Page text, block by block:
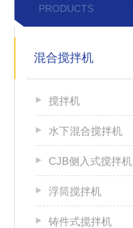
PRODUCTS
混合搅拌机
搅拌机
水下混合搅拌机
CJB侧入式搅拌机
浮筒搅拌机
铸件式搅拌机